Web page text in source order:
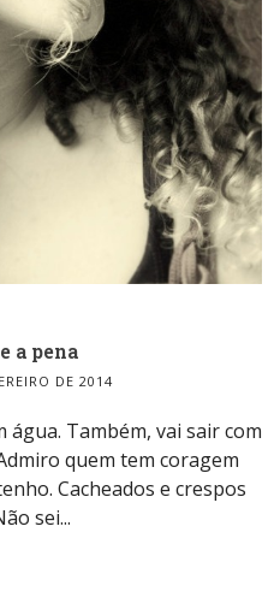
a pena
DE 2014
Também, vai sair com
quem tem coragem
Cacheados e crespos
sei...